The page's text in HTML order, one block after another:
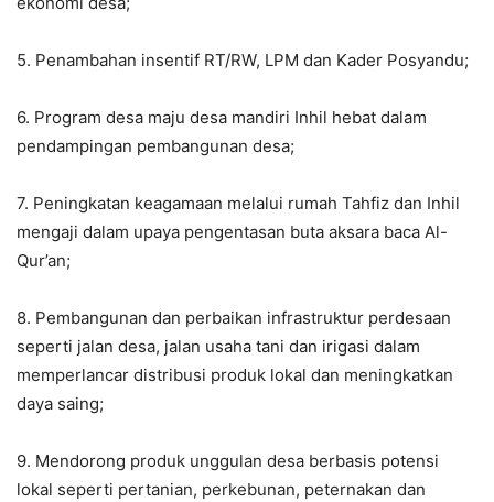
5. Penambahan insentif RT/RW, LPM dan Kader Posyandu;
6. Program desa maju desa mandiri Inhil hebat dalam
pendampingan pembangunan desa;
7. Peningkatan keagamaan melalui rumah Tahfiz dan Inhil
mengaji dalam upaya pengentasan buta aksara baca Al-
Qur’an;
8. Pembangunan dan perbaikan infrastruktur perdesaan
seperti jalan desa, jalan usaha tani dan irigasi dalam
memperlancar distribusi produk lokal dan meningkatkan
daya saing;
9. Mendorong produk unggulan desa berbasis potensi
lokal seperti pertanian, perkebunan, peternakan dan